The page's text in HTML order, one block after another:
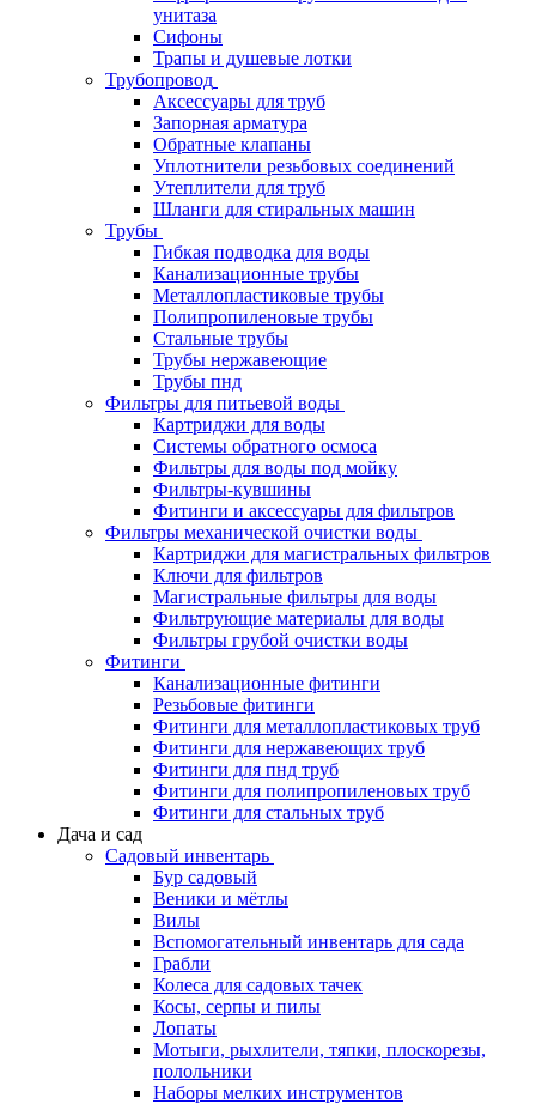
унитаза
Сифоны
Трапы и душевые лотки
Трубопровод
Аксессуары для труб
Запорная арматура
Обратные клапаны
Уплотнители резьбовых соединений
Утеплители для труб
Шланги для стиральных машин
Трубы
Гибкая подводка для воды
Канализационные трубы
Металлопластиковые трубы
Полипропиленовые трубы
Стальные трубы
Трубы нержавеющие
Трубы пнд
Фильтры для питьевой воды
Картриджи для воды
Системы обратного осмоса
Фильтры для воды под мойку
Фильтры-кувшины
Фитинги и аксессуары для фильтров
Фильтры механической очистки воды
Картриджи для магистральных фильтров
Ключи для фильтров
Магистральные фильтры для воды
Фильтрующие материалы для воды
Фильтры грубой очистки воды
Фитинги
Канализационные фитинги
Резьбовые фитинги
Фитинги для металлопластиковых труб
Фитинги для нержавеющих труб
Фитинги для пнд труб
Фитинги для полипропиленовых труб
Фитинги для стальных труб
Дача и сад
Садовый инвентарь
Бур садовый
Веники и мётлы
Вилы
Вспомогательный инвентарь для сада
Грабли
Колеса для садовых тачек
Косы, серпы и пилы
Лопаты
Мотыги, рыхлители, тяпки, плоскорезы,
полольники
Наборы мелких инструментов